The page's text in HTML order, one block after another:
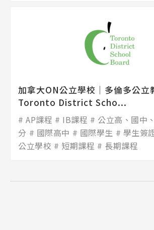
加拿大ON公立學校│多倫多公立
Toronto District Scho...
AP課程 IB課程 公立高、國中
分
國際高中 國際學生 學生簽
公立學校
短期課程 長期課程